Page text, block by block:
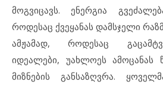
მოგვიცავს. ენერგია
როდესაც ქვეყანას დამსჯელი
ამჟამად, როდესაც
იდეალები, უახლოეს ამოცანას
მიზნების განსაზღვრა.